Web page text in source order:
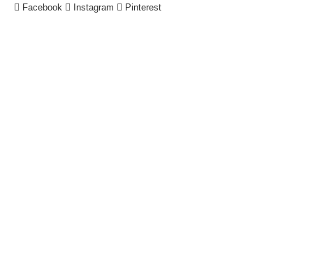
Facebook Instagram Pinterest